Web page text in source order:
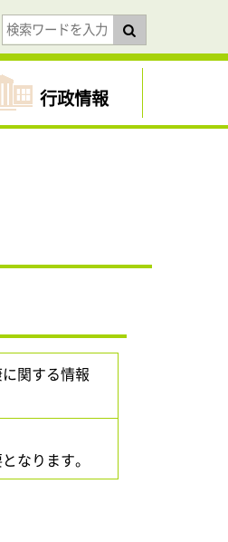
行政情報
関する情報
なります。